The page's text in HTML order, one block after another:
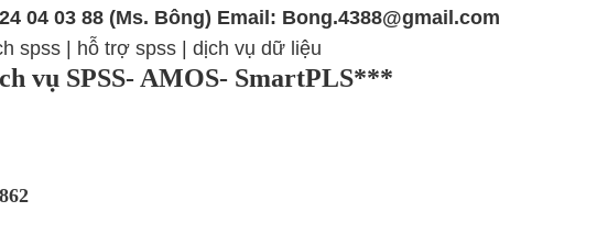
04 03 88 (Ms. Bông) Email: Bong.4388@gmail.com
spss | hỗ trợ spss | dịch vụ dữ liệu
vụ SPSS- AMOS- SmartPLS***